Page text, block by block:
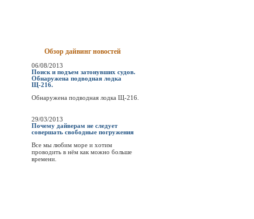
Обзор дайвинг новостей
06/08/2013
Поиск и подъем затонувших судов.
Обнаружена подводная лодка
Щ-216.
Обнаружена подводная лодка Щ-216.
29/03/2013
Почему дайверам не следует
совершать свободные погружения
Все мы любим море и хотим
проводить в нём как можно больше
времени.